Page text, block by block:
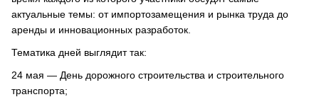
актуальные темы: от импортозамещения и рынка труда до
аренды и инновационных разработок.
Тематика дней выглядит так:
24 мая — День дорожного строительства и строительного
транспорта;